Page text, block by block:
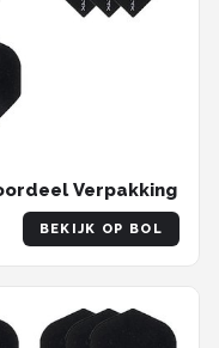
Verpakking
BEKIJK OP BOL